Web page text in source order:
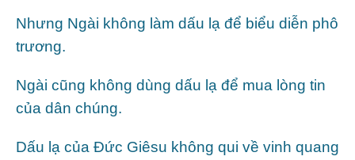
Nhưng Ngài không làm dấu lạ để biểu diễn phô
trương.
Ngài cũng không dùng dấu lạ để mua lòng tin
của dân chúng.
Dấu lạ của Đức Giêsu không qui về vinh quang